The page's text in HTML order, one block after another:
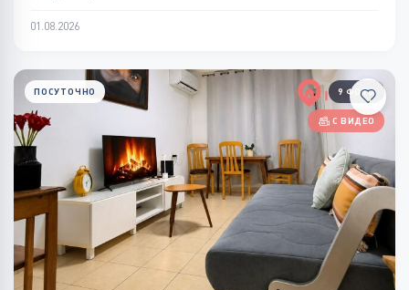
01.08.2026
9 ФОТО
С ВИДЕО
ПОСУТОЧНО